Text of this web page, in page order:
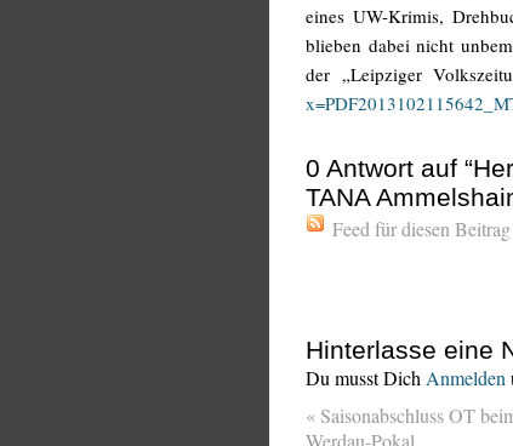
eines UW-Krimis,
blieben dabei nicht
der „Leipziger
0 Antwort auf
TANA
Feed für diesen Beitrag
Hinterlasse eine
Du musst Dich Anmelden
« Saisonabschluss OT
Werdau-Pokal